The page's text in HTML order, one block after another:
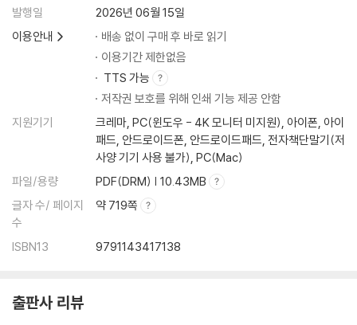
CHAPTER 03 조직론
CHAPTER 04 인사행정론
CHAPTER 05 재무행정론
CHAPTER 06 행정통제 및 개혁
CHAPTER 07 지방행정론
CHAPTER 02 헌법
CHAPTER 03 민사법
CHAPTER 04 상법
CHAPTER 05 행정법
● PART 5 최종점검 모의고사
발행일
2026년 06월 15일
이용안내
배송 없이 구매 후 바로 읽기
이용기간 제한없음
TTS 가능
저작권 보호를 위해 인쇄 기능 제공 안함
지원기기
크레마, PC(윈도우 - 4K 모니터 미지원), 아이폰, 아이
패드, 안드로이드폰, 안드로이드패드, 전자책단말기(저
사양 기기 사용 불가), PC(Mac)
파일/용량
PDF(DRM) | 10.43MB
글자 수/ 페이지
수
약 719쪽
ISBN13 9791143417138
출판사 리뷰